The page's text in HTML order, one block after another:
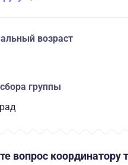
возраст
группы
вопрос координатору